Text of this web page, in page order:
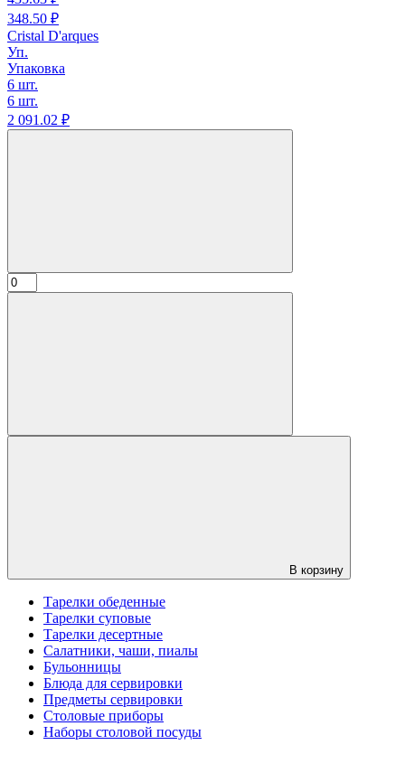
348.50 ₽
Cristal D'arques
Уп.
Упаковка
6 шт.
6 шт.
2 091.02 ₽
В корзину
Тарелки обеденные
Тарелки суповые
Тарелки десертные
Салатники, чаши, пиалы
Бульонницы
Блюда для сервировки
Предметы сервировки
Столовые приборы
Наборы столовой посуды